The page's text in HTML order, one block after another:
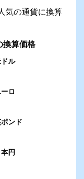
の通貨に換算
換算価格
ル
ロ
ンド
円